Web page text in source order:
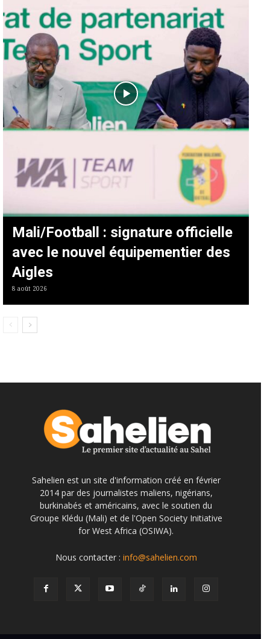
Mali/Football : signature officielle
avec le nouvel équipementier des
Aigles
8 août 2026
Sahelien est un site d'information créé en février
2014 par des journalistes maliens, nigérians,
burkinabés et américains, avec le soutien du
Groupe Klédu (Mali) et de l'Open Society Initiative
for West Africa (OSIWA).
Nous contacter : info@sahelien.com